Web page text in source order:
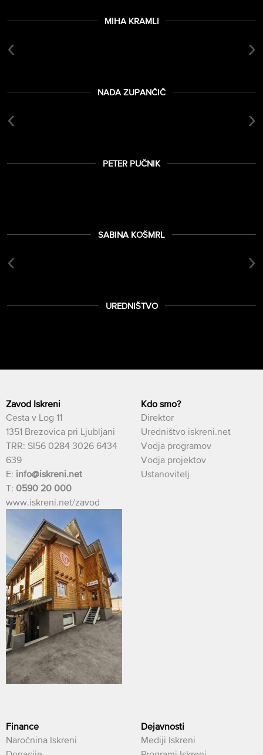
MIHA KRAMLI
‹ ›
NADA ZUPANČIČ
‹ ›
PETER PUČNIK
SABINA KOŠMRL
‹ ›
UREDNIŠTVO
Zavod Iskreni
Cesta v Log 11
1351 Brezovica pri Ljubljani
TRR: SI56 0284 3026 6434
639
E: info@iskreni.net
T: 0590 20 000
www.iskreni.net/zavod
Kdo smo?
Direktor
Uredništvo iskreni.net
Vodja programov
Vodja projektov
Ustanovitelj
Finance
Naročnina Iskreni
Dejavnosti
Mediji Iskreni